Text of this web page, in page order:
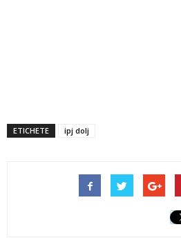
ETICHETE ipj dolj